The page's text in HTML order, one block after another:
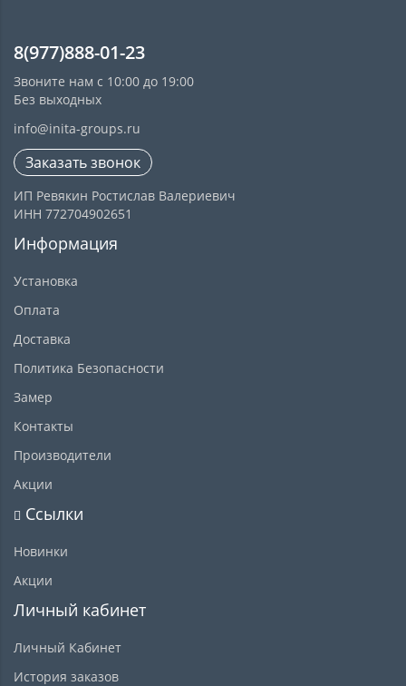
8(977)888-01-23
Звоните нам с 10:00 до 19:00
Без выходных
info@inita-groups.ru
Заказать звонок
ИП Ревякин Ростислав Валериевич
ИНН 772704902651
Информация
Установка
Оплата
Доставка
Политика Безопасности
Замер
Контакты
Производители
Акции
Ссылки
Новинки
Акции
Личный кабинет
Личный Кабинет
История заказов